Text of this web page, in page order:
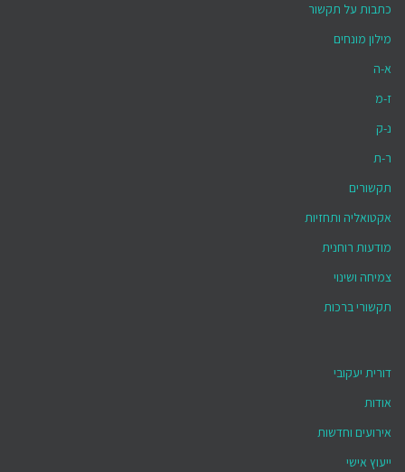
כתבות על תקשור
מילון מונחים
א-ה
ז-מ
נ-ק
ר-ת
תקשורים
אקטואליה ותחזיות
מודעות רוחנית
צמיחה ושינוי
תקשורי ברכות
דורית יעקובי
אודות
אירועים וחדשות
ייעוץ אישי